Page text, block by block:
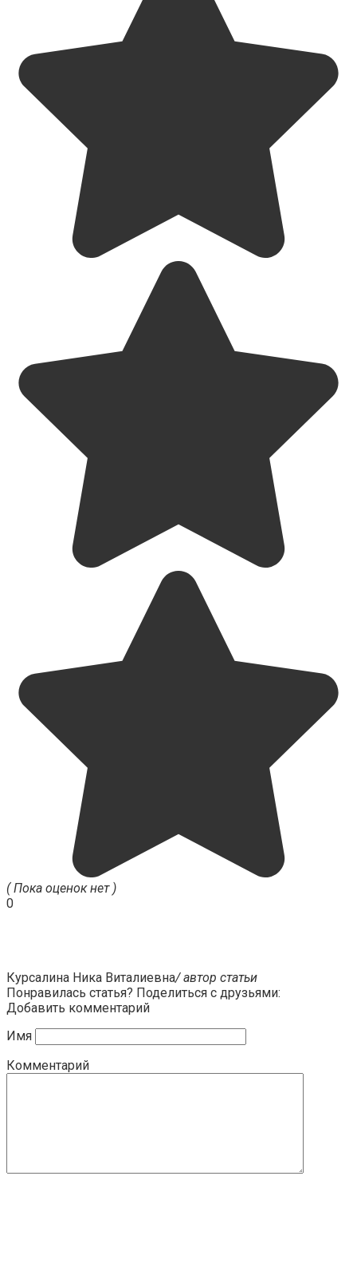
( Пока оценок нет )
0
Курсалина Ника Виталиевна/ автор статьи
Понравилась статья? Поделиться с друзьями:
Добавить комментарий
Имя
Комментарий